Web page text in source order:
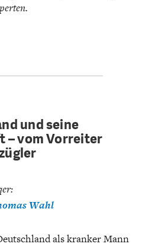
und seine
– vom Vorreiter
Wahl
als kranker Mann